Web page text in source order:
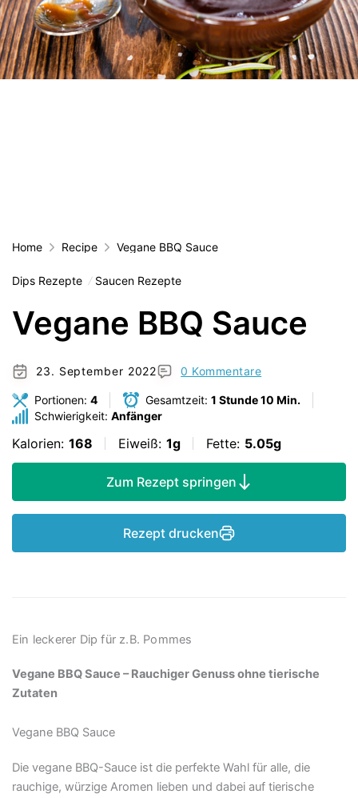
Home Recipe Vegane BBQ Sauce
Dips Rezepte Saucen Rezepte
Vegane BBQ Sauce
23. September 2022 0 Kommentare
Portionen: 4 Gesamtzeit: 1 Stunde 10 Min.
Schwierigkeit: Anfänger
Kalorien: 168 Eiweiß: 1g Fette: 5.05g
Zum Rezept springen
Rezept drucken
Ein leckerer Dip für z.B. Pommes
Vegane BBQ Sauce – Rauchiger Genuss ohne tierische
Zutaten
Vegane BBQ Sauce
Die vegane BBQ-Sauce ist die perfekte Wahl für alle, die
rauchige, würzige Aromen lieben und dabei auf tierische